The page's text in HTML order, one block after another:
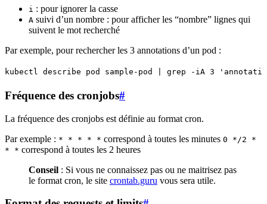
i : pour ignorer la casse
A suivi d’un nombre : pour afficher les “nombre” lignes qui
suivent le mot recherché
Par exemple, pour rechercher les 3 annotations d’un pod :
kubectl describe pod sample-pod | grep -iA 3
Fréquence des cronjobs#
La fréquence des cronjobs est définie au format cron.
Par exemple : * * * * * correspond à toutes les minutes 0 */2 *
* * correspond à toutes les 2 heures
Conseil : Si vous ne connaissez pas ou ne maitrisez pas
le format cron, le site crontab.guru vous sera utile.